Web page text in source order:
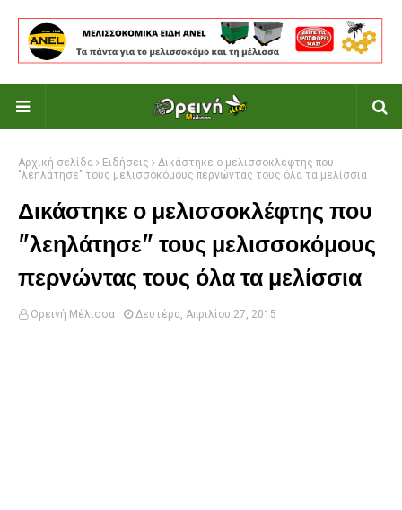
Αρχική σελίδα Ειδήσεις
Δικάστηκε ο μελισσοκλέφτης που
"λεηλάτησε" τους μελισσοκόμους περνώντας τους όλα τα μελίσσια
Δικάστηκε ο μελισσοκλέφτης που
"λεηλάτησε" τους μελισσοκόμους
περνώντας τους όλα τα μελίσσια
Ορεινή Μέλισσα Δευτέρα, Απριλίου 27, 2015